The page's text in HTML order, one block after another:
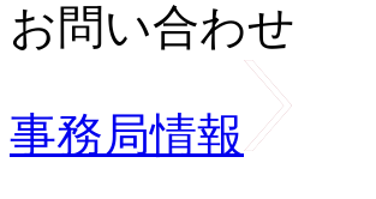
お問い合わせ
事務局情報